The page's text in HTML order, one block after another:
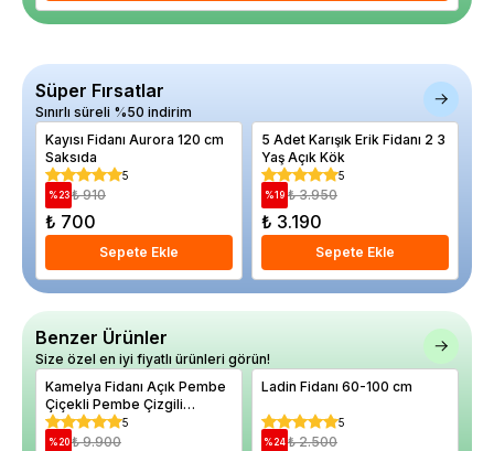
Süper Fırsatlar
Sınırlı süreli %50 indirim
Kayısı Fidanı Aurora 120 cm
Saksıda
5
%23 ₺ 910
₺ 700
Sepete Ekle
5 Adet Karışık Erik Fidanı 2 3
Yaş Açık Kök
5
%19 ₺ 3.950
₺ 3.190
Sepete Ekle
Benzer Ürünler
Size özel en iyi fiyatlı ürünleri görün!
Kamelya Fidanı Açık Pembe
Çiçekli Pembe Çizgili
Camellia japonica
Bonomiana İthal
5
%20 ₺ 9.900
Ladin Fidanı 60-100 cm
5
%24 ₺ 2.500